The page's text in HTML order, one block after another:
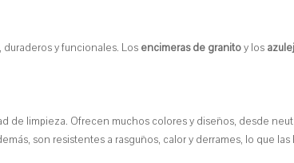
y funcionales. Los encimeras de granitoy los
de limpieza. Ofrecen muchos colores y diseños, desde
son resistentes a rasguños, calor y derrames, lo que